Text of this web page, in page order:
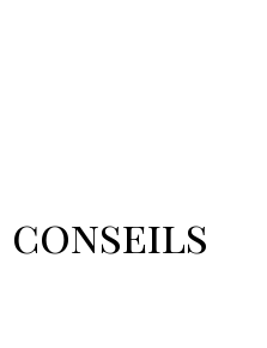
conseils